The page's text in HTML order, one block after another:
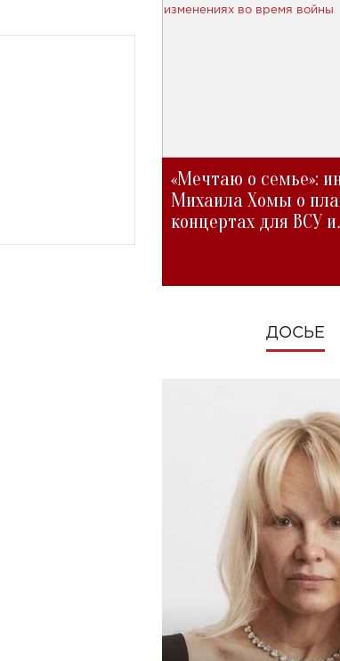
«Мечтаю о семье»:
Михаила Хомы о
концертах для ВСУ и
ДОСЬЕ